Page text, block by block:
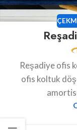
Reşadiye ofis
ofis koltuk